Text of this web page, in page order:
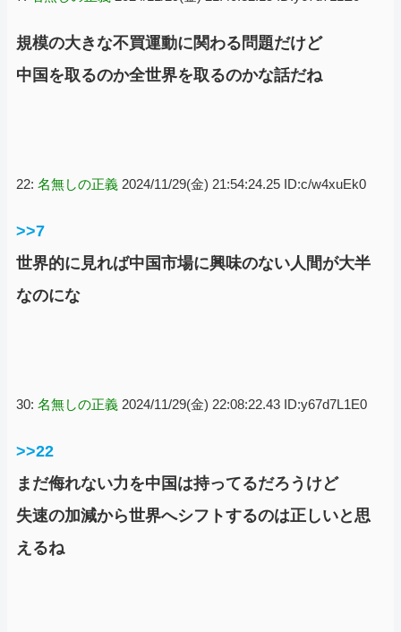
規模の大きな不買運動に関わる問題だけど
中国を取るのか全世界を取るのかな話だね
22: 名無しの正義 2024/11/29(金) 21:54:24.25 ID:c/w4xuEk0
>>7
世界的に見れば中国市場に興味のない人間が大半
なのにな
30: 名無しの正義 2024/11/29(金) 22:08:22.43 ID:y67d7L1E0
>>22
まだ侮れない力を中国は持ってるだろうけど
失速の加減から世界へシフトするのは正しいと思
えるね